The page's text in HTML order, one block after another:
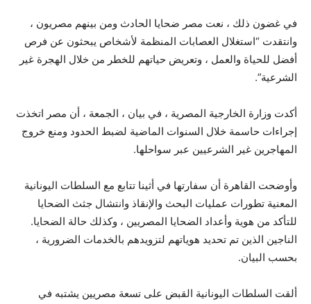
في غضون ذلك ، نعت مصر ضحايا الحادث ومن بينهم مصريون ،
وانتقدت “استغلال العصابات المنظمة لأشخاص يبحثون عن فرص
أفضل للحياة والعمل ، وتعريض حياتهم للخطر من خلال الهجرة غير
الشرعية”.
أكدت وزارة الخارجية المصرية ، في بيان ، الجمعة ، أن مصر اتخذت
إجراءات حاسمة خلال السنوات الماضية لضبط الحدود ومنع خروج
المهاجرين غير الشرعيين عبر سواحلها.
وأوضحت القاهرة أن سفارتها في أثينا تتابع مع السلطات اليونانية
المعنية تطورات عمليات البحث والإنقاذ وانتشال جثث الضحايا
للتأكد من هوية وأعداد الضحايا المصريين ، وكذلك حالة الضحايا.
الناجين الذين تم تحديد هوياتهم لتزويدهم بالخدمات الضرورية ،
بحسب البيان.
ألقت السلطات اليونانية القبض على تسعة مصريين يشتبه في